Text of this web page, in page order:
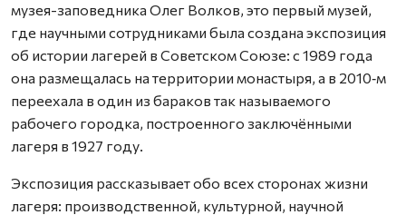
музея-заповедника Олег Волков, это первый музей,
где научными сотрудниками была создана экспозиция
об истории лагерей в Советском Союзе: с 1989 года
она размещалась на территории монастыря, а в 2010‑м
переехала в один из бараков так называемого
рабочего городка, построенного заключёнными
лагеря в 1927 году.
Экспозиция рассказывает обо всех сторонах жизни
лагеря: производственной, культурной, научной